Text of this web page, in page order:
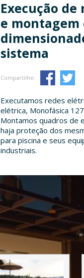
Execução
e montagem
sistema
Compartilhe:
Executamos redes
elétrica, Monofásica
Montamos quadros de
haja proteção dos
para piscina e seus
industriais.